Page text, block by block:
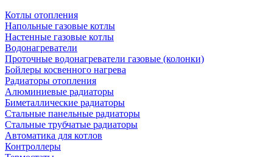
Котлы отопления
Напольные газовые котлы
Настенные газовые котлы
Водонагреватели
Проточные водонагреватели газовые (колонки)
Бойлеры косвенного нагрева
Радиаторы отопления
Алюминиевые радиаторы
Биметаллические радиаторы
Стальные панельные радиаторы
Стальные трубчатые радиаторы
Автоматика для котлов
Контроллеры